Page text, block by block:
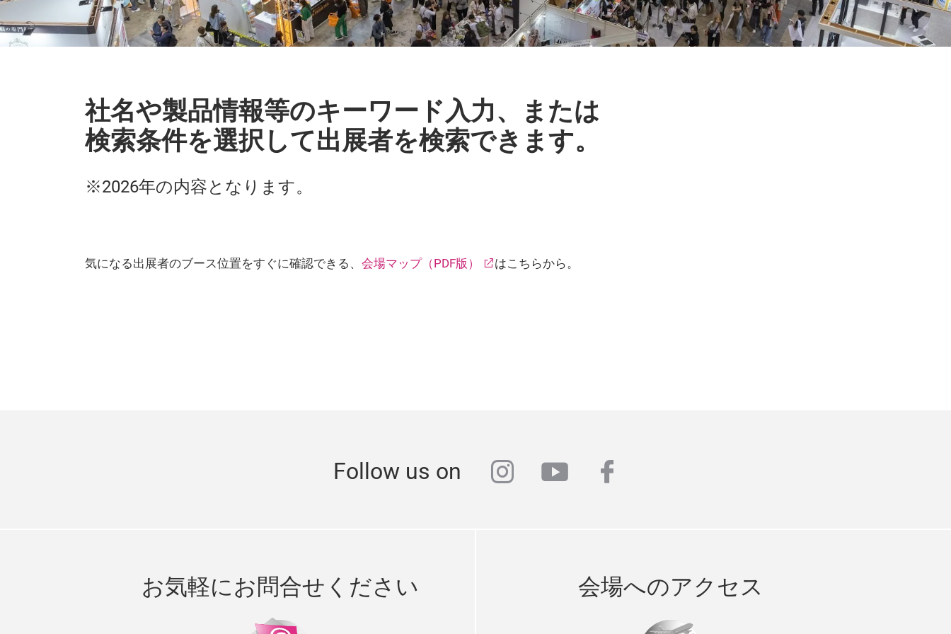
社名や製品情報等のキーワード入力、または
検索条件を選択して出展者を検索できます。
※2026年の内容となります。
気になる出展者のブース位置をすぐに確認できる、 会場マップ（PDF版） はこちらから。
Follow us on instagram
youtubefacebook
お気軽にお問合せください 会場へのアクセス